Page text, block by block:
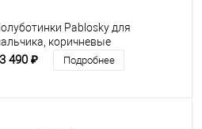
Pablosky для
коричневые
490 ₽ Подробнее